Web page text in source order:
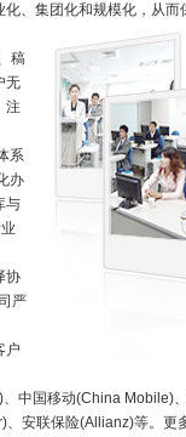
、集团化和规模化，从而
稿
无
注
系
办
与
协
严
户
中国移动(China Mobile)
安联保险(Allianz)等。更